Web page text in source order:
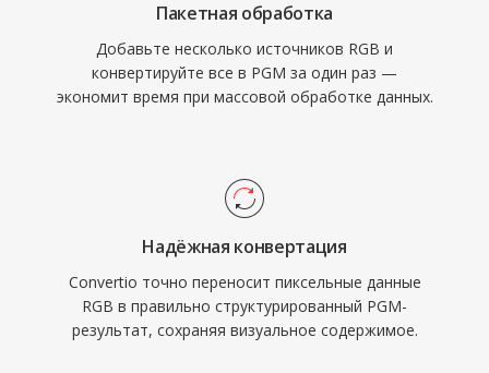
Пакетная обработка
Добавьте несколько источников RGB и
конвертируйте все в PGM за один раз —
экономит время при массовой обработке данных.
Надёжная конвертация
Convertio точно переносит пиксельные данные
RGB в правильно структурированный PGM-
результат, сохраняя визуальное содержимое.